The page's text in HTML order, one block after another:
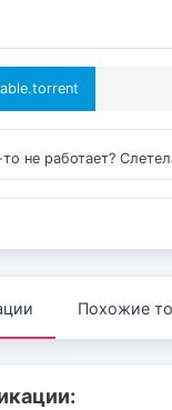
не работает?
Похожие